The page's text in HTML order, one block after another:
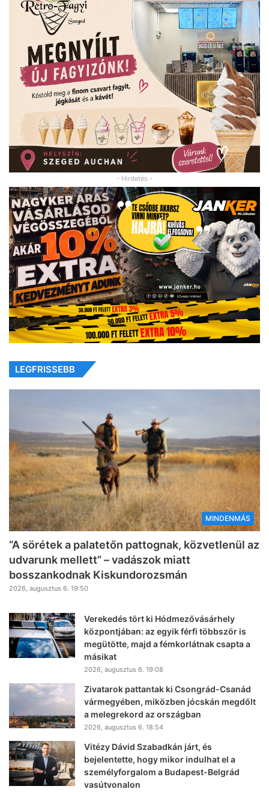
- Hirdetés -
LEGFRISSEBB
MINDENMÁS
“A sörétek a palatetőn pattognak, közvetlenül az
udvarunk mellett” – vadászok miatt
bosszankodnak Kiskundorozsmán
2026, augusztus 6. 19:50
Verekedés tört ki Hódmezővásárhely
központjában: az egyik férfi többször is
megütötte, majd a fémkorlátnak csapta a
másikat
2026, augusztus 6. 19:08
Zivatarok pattantak ki Csongrád-Csanád
vármegyében, miközben jócskán megdőlt
a melegrekord az országban
2026, augusztus 6. 18:54
Vitézy Dávid Szabadkán járt, és
bejelentette, hogy mikor indulhat el a
személyforgalom a Budapest-Belgrád
vasútvonalon